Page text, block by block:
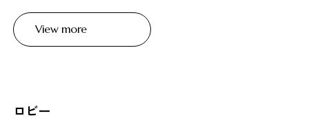
View more
ロビー